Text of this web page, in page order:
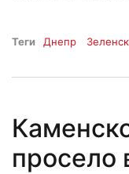
Теги Днепр
просело